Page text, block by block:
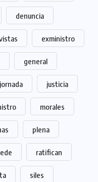
denuncia
exministro
general
jornada justicia
morales
plena
ratifican
siles